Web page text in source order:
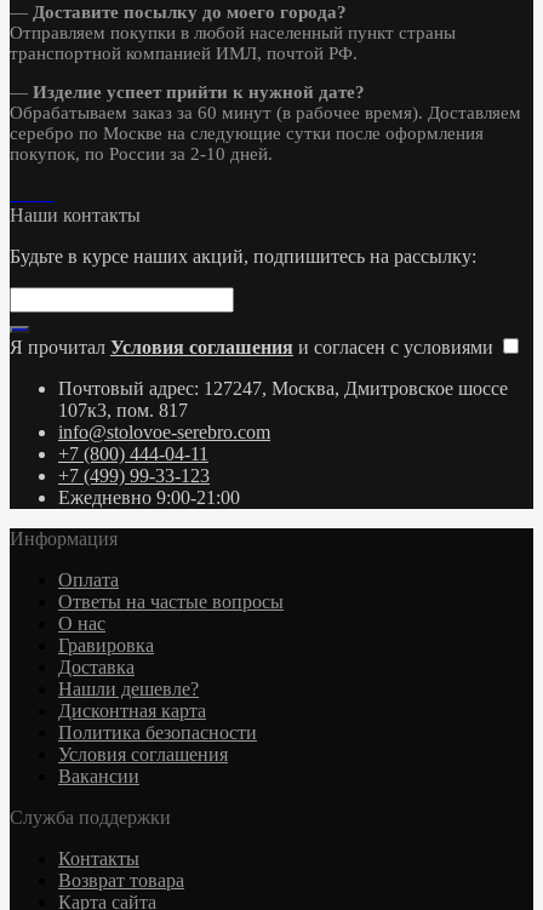
— Доставите посылку до моего города?
Отправляем покупки в любой населенный пункт страны
транспортной компанией ИМЛ, почтой РФ.
— Изделие успеет прийти к нужной дате?
Обрабатываем заказ за 60 минут (в рабочее время). Доставляем
серебро по Москве на следующие сутки после оформления
покупок, по России за 2-10 дней.
Наши контакты
Будьте в курсе наших акций, подпишитесь на рассылку:
Я прочитал Условия соглашения и согласен с условиями
Почтовый адрес: 127247, Москва, Дмитровское шоссе
107к3, пом. 817
info@stolovoe-serebro.com
+7 (800) 444-04-11
+7 (499) 99-33-123
Ежедневно 9:00-21:00
Информация
Оплата
Ответы на частые вопросы
О нас
Гравировка
Доставка
Нашли дешевле?
Дисконтная карта
Политика безопасности
Условия соглашения
Вакансии
Служба поддержки
Контакты
Возврат товара
Карта сайта